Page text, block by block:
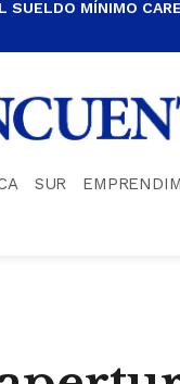
SUELDO MÍNIMO
SUR